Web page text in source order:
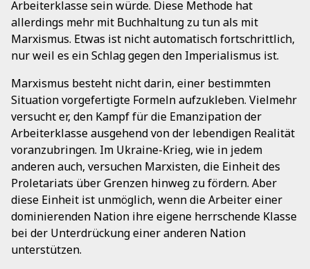
Arbeiterklasse sein würde. Diese Methode hat
allerdings mehr mit Buchhaltung zu tun als mit
Marxismus. Etwas ist nicht automatisch fortschrittlich,
nur weil es ein Schlag gegen den Imperialismus ist.
Marxismus besteht nicht darin, einer bestimmten
Situation vorgefertigte Formeln aufzukleben. Vielmehr
versucht er, den Kampf für die Emanzipation der
Arbeiterklasse ausgehend von der lebendigen Realität
voranzubringen. Im Ukraine-Krieg, wie in jedem
anderen auch, versuchen Marxisten, die Einheit des
Proletariats über Grenzen hinweg zu fördern. Aber
diese Einheit ist unmöglich, wenn die Arbeiter einer
dominierenden Nation ihre eigene herrschende Klasse
bei der Unterdrückung einer anderen Nation
unterstützen.